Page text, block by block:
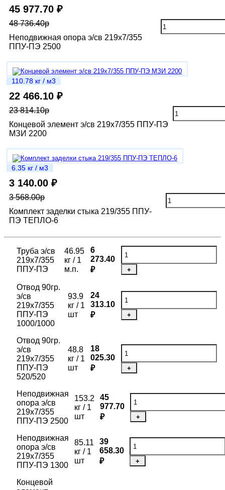
45 977.70 ₽
48 736.40р
Неподвижная опора э/св 219х7/355
ППУ-ПЭ 2500
110.78 кг / м3
22 466.10 ₽
23 814.10р
Концевой элемент э/св 219х7/355 ППУ-ПЭ
МЗИ 2200
6.35 кг / м3
3 140.00 ₽
3 568.00р
Комплект заделки стыка 219/355 ППУ-
ПЭ ТЕПЛО-6
Труба э/св
219х7/355
ППУ-ПЭ
46.95
кг / 1
м.п.
6
273.40
₽
+
Отвод 90гр.
э/св
219х7/355
ППУ-ПЭ
1000/1000
93.9
кг / 1
шт
24
313.10
₽
+
Отвод 90гр.
э/св
219х7/355
ППУ-ПЭ
520/520
48.8
кг / 1
шт
18
025.30
₽
+
Неподвижная
опора э/св
219х7/355
ППУ-ПЭ 2500
153.2
кг / 1
шт
45
977.70
₽
+
Неподвижная
опора э/св
219х7/355
ППУ-ПЭ 1300
85.11
кг / 1
шт
39
658.30
₽
+
Концевой